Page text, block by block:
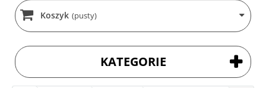
Koszyk (pusty)
KATEGORIE